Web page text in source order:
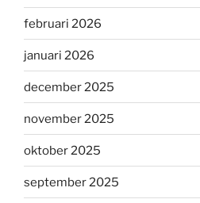
februari 2026
januari 2026
december 2025
november 2025
oktober 2025
september 2025